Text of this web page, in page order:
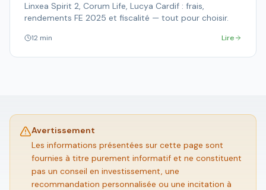
Linxea Spirit 2, Corum Life, Lucya Cardif : frais,
rendements FE 2025 et fiscalité — tout pour choisir.
12 min Lire
Avertissement
Les informations présentées sur cette page sont
fournies à titre purement informatif et ne constituent
pas un conseil en investissement, une
recommandation personnalisée ou une incitation à